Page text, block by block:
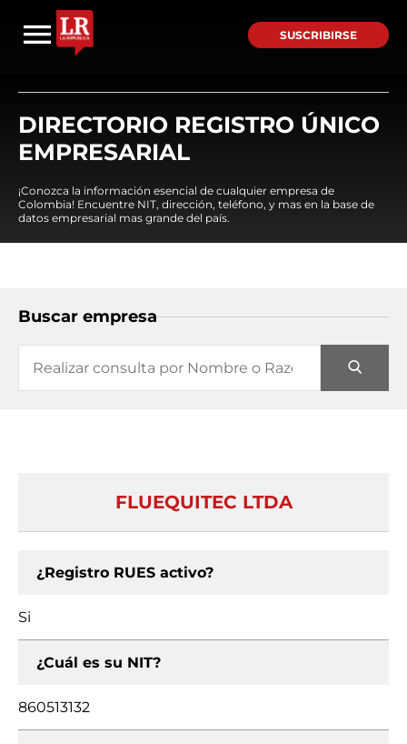
SUSCRIBIRSE
DIRECTORIO REGISTRO ÚNICO
EMPRESARIAL
¡Conozca la información esencial de cualquier empresa de
Colombia! Encuentre NIT, dirección, teléfono, y mas en la base de
datos empresarial mas grande del país.
Buscar empresa
FLUEQUITEC LTDA
¿Registro RUES activo?
Si
¿Cuál es su NIT?
860513132